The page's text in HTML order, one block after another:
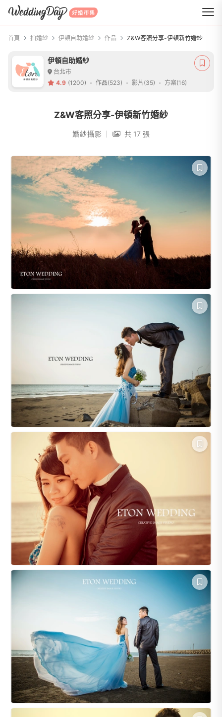
WeddingDay 好婚市集
首頁 拍婚紗 伊頓自助婚紗 作品 Z&W客照分享-伊頓新竹婚紗
伊頓自助婚紗
台北市
4.9 (1200) 作品(523) 影片(35) 方案(16)
Z&W客照分享-伊頓新竹婚紗
婚紗攝影 共 17 張